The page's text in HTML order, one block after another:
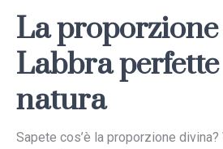
La
Labbra
natura
Sapete cos’è la proporzione